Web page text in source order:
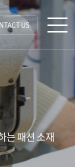
US
는 패션 소재